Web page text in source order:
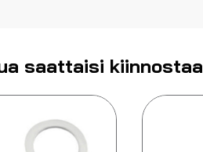
saattaisi kiinnostaa